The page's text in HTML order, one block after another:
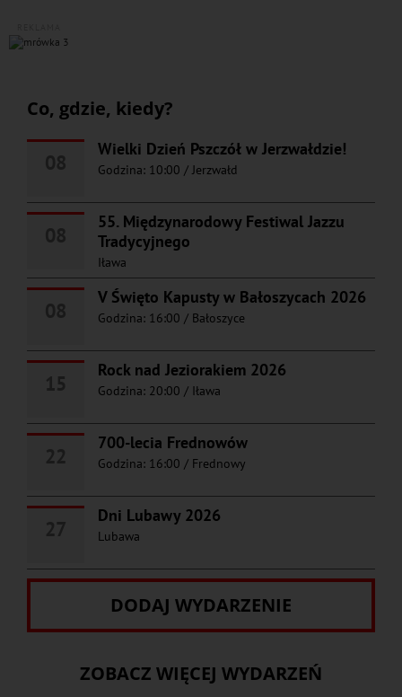
Co, gdzie, kiedy?
Wielki Dzień Pszczół w Jerzwałdzie!
Godzina: 10:00 / Jerzwałd
55. Międzynarodowy Festiwal Jazzu
Tradycyjnego
Iława
V Święto Kapusty w Bałoszycach 2026
Godzina: 16:00 / Bałoszyce
Rock nad Jeziorakiem 2026
Godzina: 20:00 / Iława
700-lecia Frednowów
Godzina: 16:00 / Frednowy
Dni Lubawy 2026
Lubawa
DODAJ WYDARZENIE
ZOBACZ WIĘCEJ WYDARZEŃ